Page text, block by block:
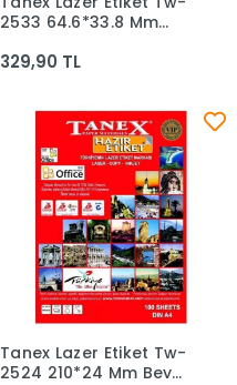
Sepete Ekle
2533 64.6*33.8 Mm
329,90 TL
Sepete Ekle
Tanex Lazer Etiket Tw-
2524 210*24 Mm Beyaz